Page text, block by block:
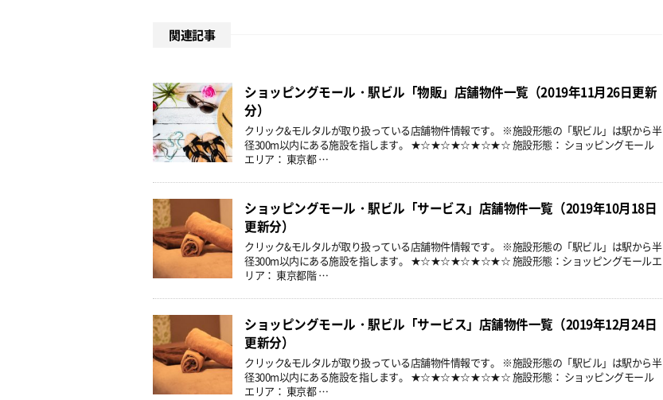
関連記事
ショッピングモール・駅ビル「物販」店舗物件一覧（2019年11月26日更新
分）
クリック&モルタルが取り扱っている店舗物件情報です。 ※施設形態の「駅ビル」は駅から半
径300m以内にある施設を指します。 ★☆★☆★☆★☆★☆ 施設形態： ショッピングモール
エリア： 東京都 …
ショッピングモール・駅ビル「サービス」店舗物件一覧（2019年10月18日
更新分）
クリック&モルタルが取り扱っている店舗物件情報です。 ※施設形態の「駅ビル」は駅から半
径300m以内にある施設を指します。 ★☆★☆★☆★☆★☆ 施設形態：ショッピングモールエ
リア： 東京都階 …
ショッピングモール・駅ビル「サービス」店舗物件一覧（2019年12月24日
更新分）
クリック&モルタルが取り扱っている店舗物件情報です。 ※施設形態の「駅ビル」は駅から半
径300m以内にある施設を指します。 ★☆★☆★☆★☆★☆ 施設形態： ショッピングモール
エリア： 東京都 …